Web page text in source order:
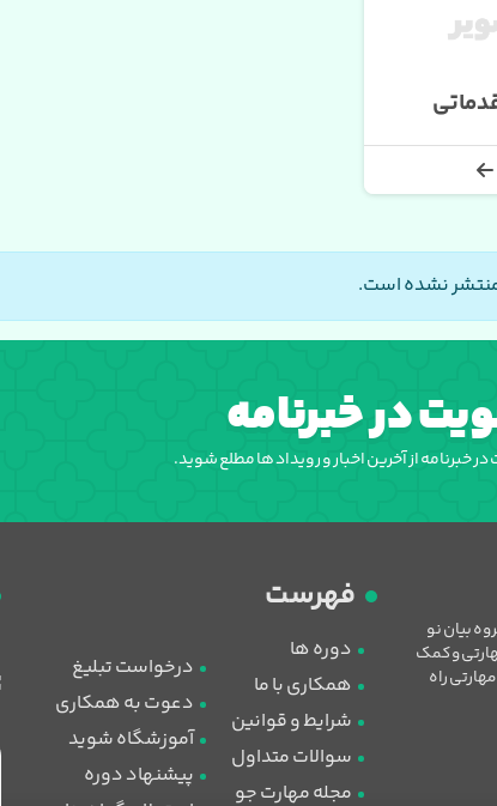
نشده است.
در خبرنامه
خبرنامه از آخرین اخبار و رویداد ها مطلع شوید.
بیان نو
و کمک
راه
فهرست
دوره ها
همکاری با ما
شرایط و قوانین
سوالات متداول
مجله مهارت جو
درخواست تبلیغ
دعوت به همکاری
آموزشگاه شوید
پیشنهاد دوره